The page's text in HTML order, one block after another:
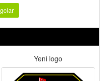
Yeni logo